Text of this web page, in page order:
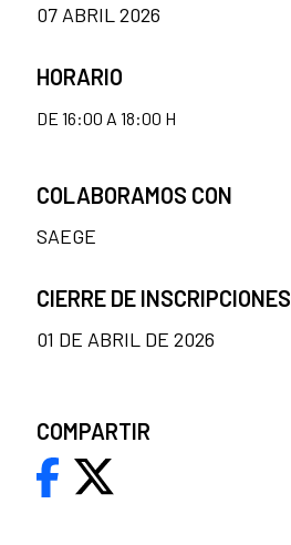
07 ABRIL 2026
HORARIO
DE 16:00 A 18:00 H
COLABORAMOS CON
SAEGE
CIERRE DE INSCRIPCIONES
01 DE ABRIL DE 2026
COMPARTIR